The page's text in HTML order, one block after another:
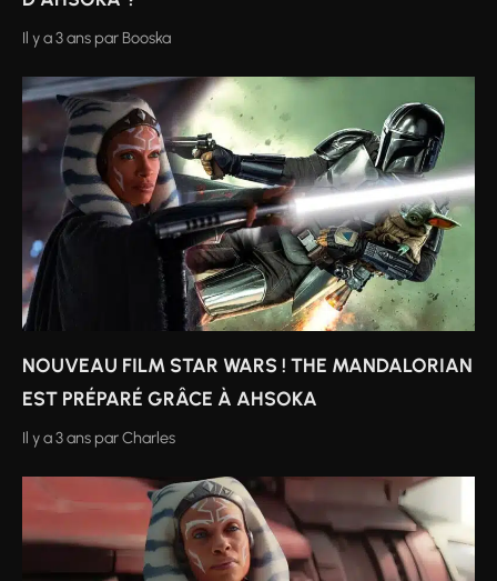
Il y a 3 ans par Booska
NOUVEAU FILM STAR WARS ! THE MANDALORIAN
EST PRÉPARÉ GRÂCE À AHSOKA
Il y a 3 ans parCharles